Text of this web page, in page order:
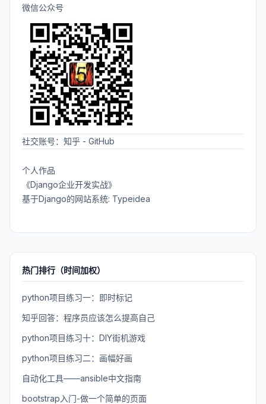
微信公众号
社交账号： 知乎 - GitHub
个人作品
《Django企业开发实战》
基于Django的网站系统: Typeidea
热门排行（时间加权）
python项目练习一：即时标记
知乎回答：程序员应该怎么提高自己
python项目练习十：DIY街机游戏
python项目练习二：画幅好画
自动化工具——ansible中文指南
bootstrap入门-做一个简单的页面